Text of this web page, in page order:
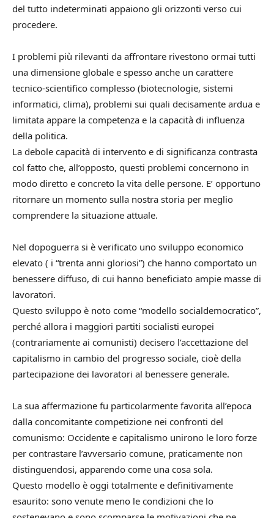
del tutto indeterminati appaiono gli orizzonti verso cui
procedere.
I problemi più rilevanti da affrontare rivestono ormai tutti
una dimensione globale e spesso anche un carattere
tecnico-scientifico complesso (biotecnologie, sistemi
informatici, clima), problemi sui quali decisamente ardua e
limitata appare la competenza e la capacità di influenza
della politica.
La debole capacità di intervento e di significanza contrasta
col fatto che, all’opposto, questi problemi concernono in
modo diretto e concreto la vita delle persone. E’ opportuno
ritornare un momento sulla nostra storia per meglio
comprendere la situazione attuale.
Nel dopoguerra si è verificato uno sviluppo economico
elevato ( i “trenta anni gloriosi”) che hanno comportato un
benessere diffuso, di cui hanno beneficiato ampie masse di
lavoratori.
Questo sviluppo è noto come “modello socialdemocratico”,
perché allora i maggiori partiti socialisti europei
(contrariamente ai comunisti) decisero l’accettazione del
capitalismo in cambio del progresso sociale, cioè della
partecipazione dei lavoratori al benessere generale.
La sua affermazione fu particolarmente favorita all’epoca
dalla concomitante competizione nei confronti del
comunismo: Occidente e capitalismo unirono le loro forze
per contrastare l’avversario comune, praticamente non
distinguendosi, apparendo come una cosa sola.
Questo modello è oggi totalmente e definitivamente
esaurito: sono venute meno le condizioni che lo